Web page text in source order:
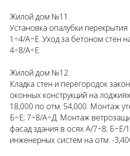
Жилой дом №11.
Установка опалубки
1÷4/А÷Е. Уход за бетоном стен
4÷8/А÷Е.
Жилой дом №12.
Кладка стен и перегородок
оконных конструкций на
18,000 по отм. 54,000. Монтаж
Б÷Е; 7÷8/А÷Д. Монтаж
фасад здания в осях А/7÷8;
инженерных систем на отм. -